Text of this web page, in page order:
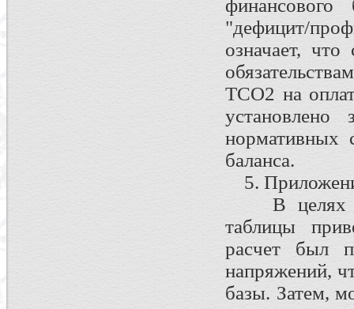
"дефицит/
означает,
ТСО2 на
установлено
нормативных
баланса.
5.
В целях
таблицы
расчет был
напряжений,
базы. Затем,